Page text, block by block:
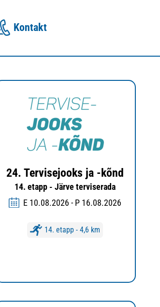
Kontakt
24. Tervisejooks ja -kõnd
14. etapp - Järve terviserada
E 10.08.2026 - P 16.08.2026
14. etapp - 4,6 km